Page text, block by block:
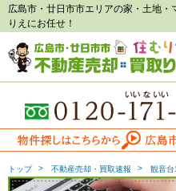
広島市・廿日市市エリアの家・土地
りえにお任せ！
トップ 不動産売却・買取速報 観音